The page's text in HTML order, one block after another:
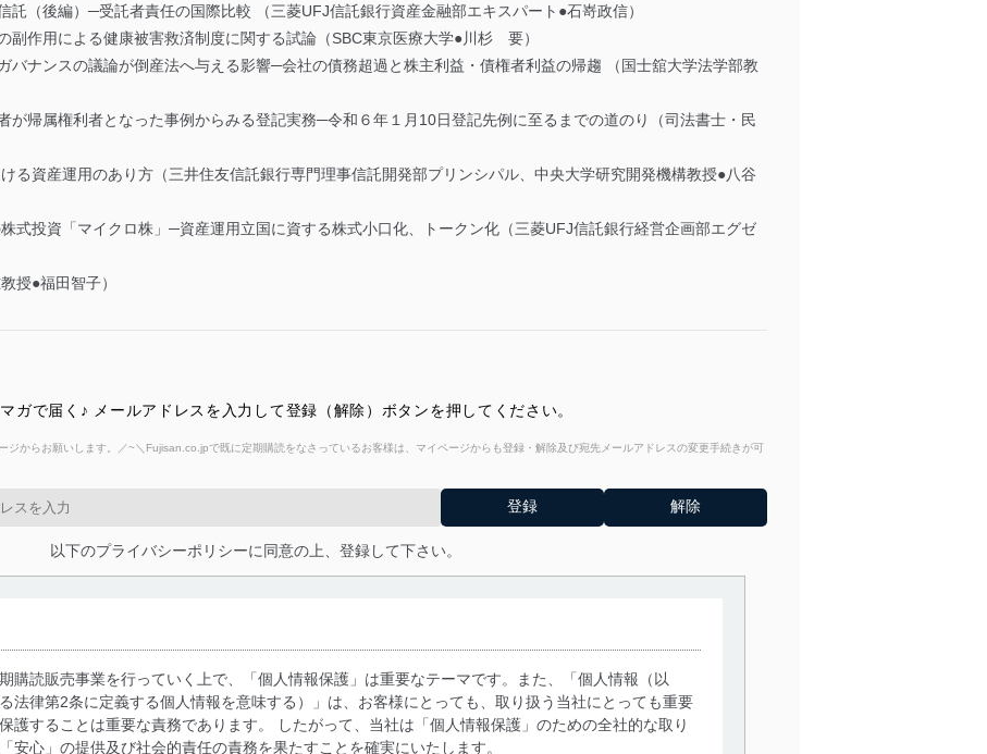
（後編）─受託者責任の国際比較 （三菱UFJ信託銀行資産金融部エキスパート●石嵜政信）
作用による健康被害救済制度に関する試論（SBC東京医療大学●川杉 要）
ナンスの議論が倒産法へ与える影響─会社の債務超過と株主利益・債権者利益の帰趨 （国士舘大学法学部教
帰属権利者となった事例からみる登記実務─令和６年１月10日登記先例に至るまでの道のり（司法書士・民
る資産運用のあり方（三井住友信託銀行専門理事信託開発部プリンシパル、中央大学研究開発機構教授●八谷
式投資「マイクロ株」─資産運用立国に資する株式小口化、トークン化（三菱UFJ信託銀行経営企画部エグゼ
授●福田智子）
ガで届く♪ メールアドレスを入力して登録（解除）ボタンを押してください。
からお願いします。／~＼Fujisan.co.jpで既に定期購読をなさっているお客様は、マイページからも登録・解除及び宛先メールアドレスの変更手続きが可
以下のプライバシーポリシーに同意の上、登録して下さい。
購読販売事業を行っていく上で、「個人情報保護」は重要なテーマです。また、「個人情報（以
法律第2条に定義する個人情報を意味する）」は、お客様にとっても、取り扱う当社にとっても重要
護することは重要な責務であります。 したがって、当社は「個人情報保護」のための全社的な取り
安心」の提供及び社会的責任の責務を果たすことを確実にいたします。